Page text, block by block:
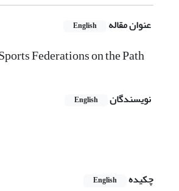
عنوان مقاله English
Federations on the Path
نویسندگان English
چکیده
English